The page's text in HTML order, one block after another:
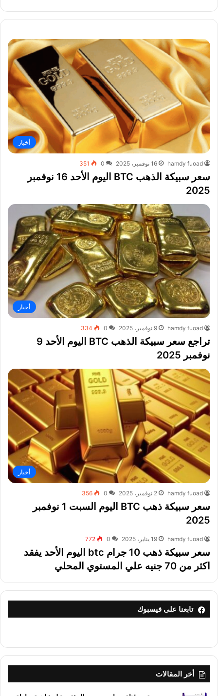
أخبار
hamdy fuoad 16 نوفمبر، 2025 0
351
سعر سبيكة الذهب BTC اليوم الأحد 16 نوفمبر
2025
أخبار
hamdy fuoad 9 نوفمبر، 2025 0
334
تراجع سعر سبيكة الذهب BTC اليوم الأحد 9
نوفمبر 2025
أخبار
hamdy fuoad 2 نوفمبر، 2025 0
356
سعر سبيكة ذهب BTC اليوم السبت 1 نوفمبر
2025
hamdy fuoad 19 يناير، 2025 0
772
سعر سبيكة ذهب 10 جرام btc اليوم الأحد يفقد
اكثر من 70 جنيه علي المستوي المحلي
تابعنا على فيسبوك
أخر المقالات